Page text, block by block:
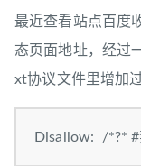
最近查看站点百度
态页面地址，经过
xt协议文件里增加
Disallow: /*?* #